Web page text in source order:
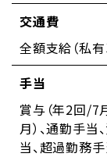
交通費
全額支給（私
手当
賞与（年2回/7
月）、通勤手
当、超過勤務